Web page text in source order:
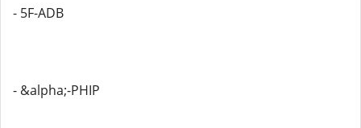
- 5F-ADB
- &alpha;-PHIP